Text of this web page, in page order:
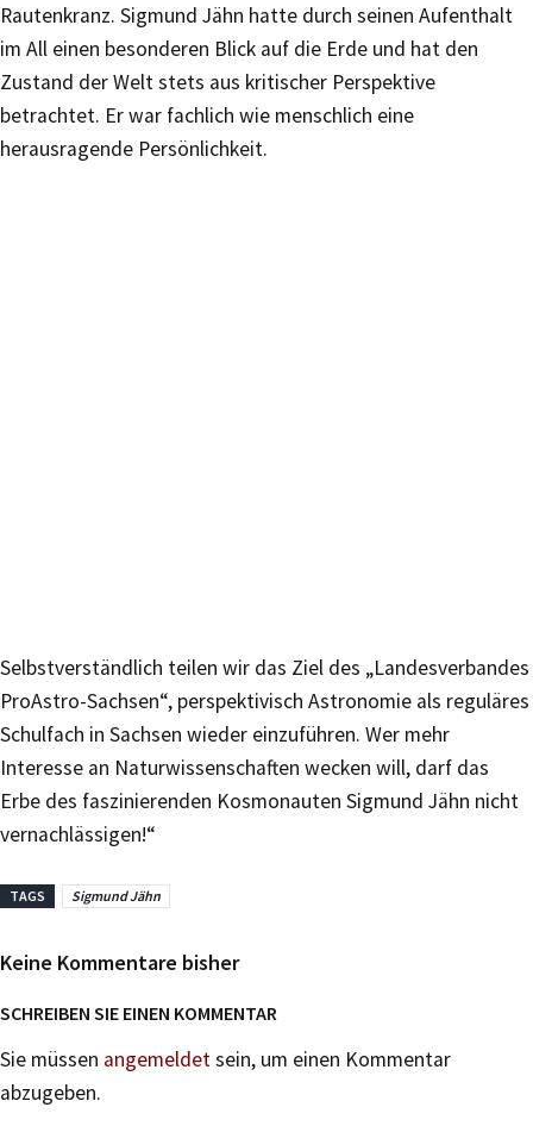
Rautenkranz. Sigmund Jähn hatte durch seinen Aufenthalt
im All einen besonderen Blick auf die Erde und hat den
Zustand der Welt stets aus kritischer Perspektive
betrachtet. Er war fachlich wie menschlich eine
herausragende Persönlichkeit.
Selbstverständlich teilen wir das Ziel des „Landesverbandes
ProAstro-Sachsen“, perspektivisch Astronomie als reguläres
Schulfach in Sachsen wieder einzuführen. Wer mehr
Interesse an Naturwissenschaften wecken will, darf das
Erbe des faszinierenden Kosmonauten Sigmund Jähn nicht
vernachlässigen!“
TAGS Sigmund Jähn
Keine Kommentare bisher
SCHREIBEN SIE EINEN KOMMENTAR
Sie müssen angemeldetsein, um einen Kommentar
abzugeben.